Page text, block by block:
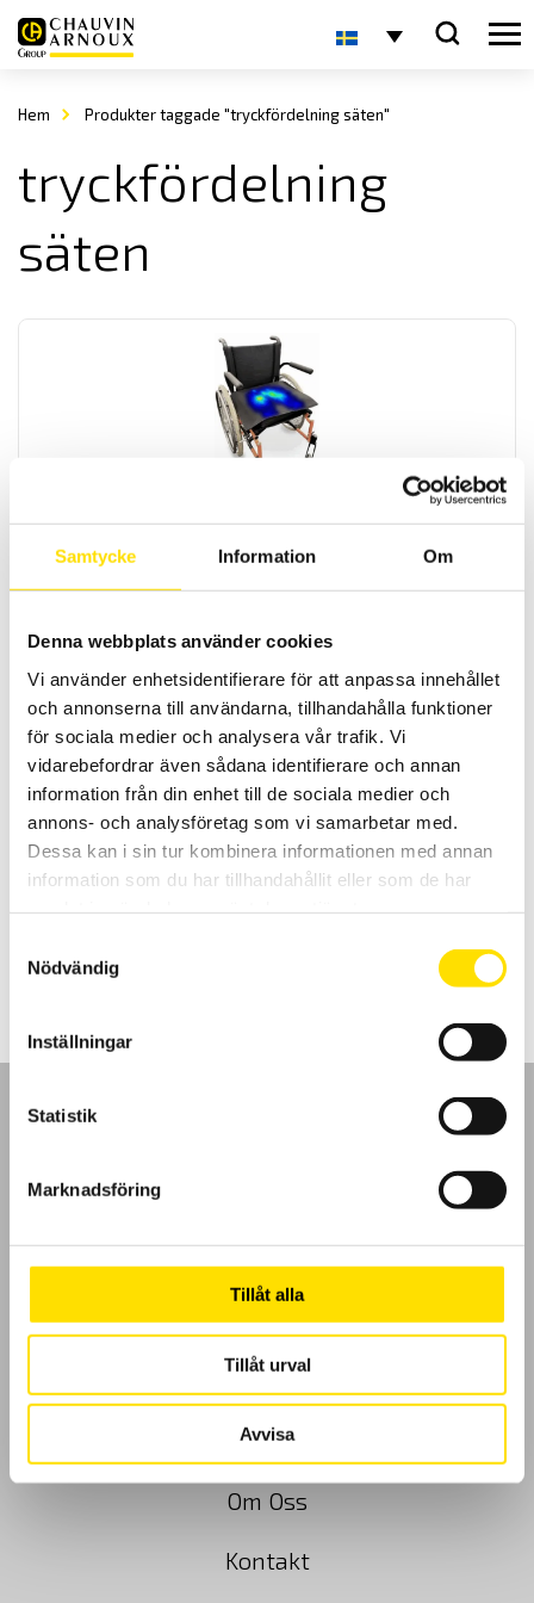
Samtycke Information Om
Denna webbplats använder cookies
Vi använder enhetsidentifierare för att anpassa innehållet
och annonserna till användarna, tillhandahålla funktioner
för sociala medier och analysera vår trafik. Vi
vidarebefordrar även sådana identifierare och annan
information från din enhet till de sociala medier och
annons- och analysföretag som vi samarbetar med.
Dessa kan i sin tur kombinera informationen med annan
information som du har tillhandahållit eller som de har
Nödvändig
Inställningar
Statistik
Marknadsföring
Tillåt alla
Tillåt urval
Avvisa
Hem Produkter taggade "tryckfördelning säten"
tryckfördelning
säten
Tekscan ErGo-Scan yttrycksmätning
av säten och dynor
Tekscan Conformat yttrycksmätning
Yttrycksmätning för optimering av säten och dynor
Köpvillkor
Cookies
Klagomål
Kundundersökning
Om Oss
Kontakt